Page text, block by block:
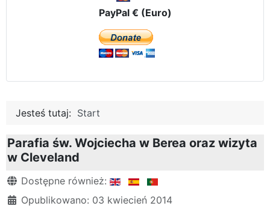
PayPal € (Euro)
Jesteś tutaj: Start
Parafia św. Wojciecha w Berea oraz wizyta
w Cleveland
Szczegóły
Dostępne również:
Opublikowano: 03 kwiecień 2014